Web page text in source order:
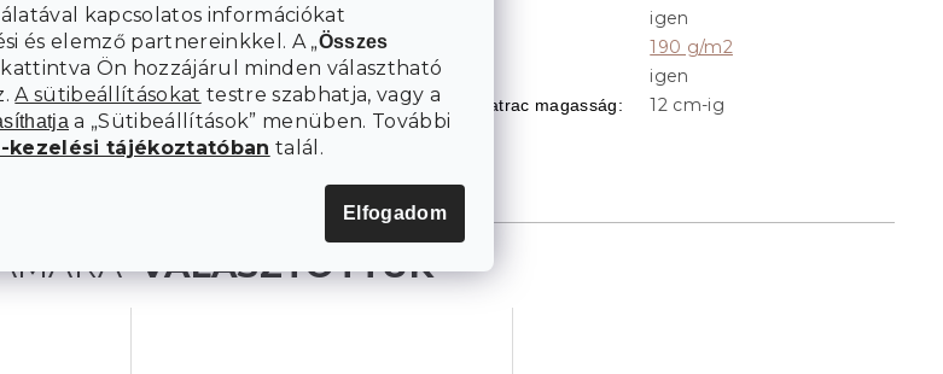
kapcsolatos információkat
és elemző partnereinkkel. A „Összes
kattintva Ön hozzájárul minden választható
A sütibeállításokat testre szabhatja, vagy a
a „Sütibeállítások” menüben. További
kezelési tájékoztatóban talál.
Elfogadom
igen
190 g/m2
Gumis igen
Optimális matrac magasság: 12 cm-ig